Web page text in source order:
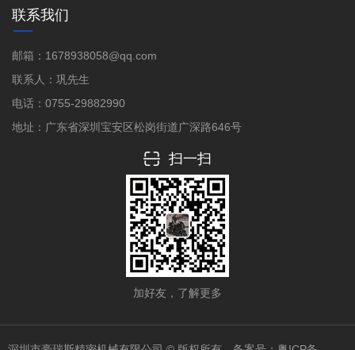
联系我们
邮箱：1678938058@qq.com
联系人：巩先生
电话：0755-29882990
地址：广东省深圳宝安区松岗街道广深路646号
扫一扫
加好友，了解更多